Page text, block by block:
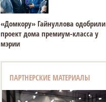
«Домкору» Гайнуллова одобрили
проект дома премиум-класса у
мэрии
ПАРТНЕРСКИЕ МАТЕРИАЛЫ